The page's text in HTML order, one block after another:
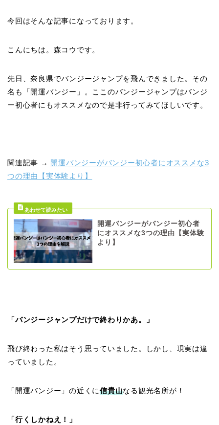
今回はそんな記事になっております。
こんにちは。森コウです。
先日、奈良県でバンジージャンプを飛んできました。その
名も「開運バンジー」。ここのバンジージャンプはバンジ
ー初心者にもオススメなので是非行ってみてほしいです。
関連記事 → 開運バンジーがバンジー初心者にオススメな3
つの理由【実体験より】
開運バンジーがバンジー初心者
にオススメな3つの理由【実体験
より】
「バンジージャンプだけで終わりかあ。」
飛び終わった私はそう思っていました。しかし、現実は違
っていました。
「開運バンジー」の近くに信貴山なる観光名所が！
「行くしかねえ！」